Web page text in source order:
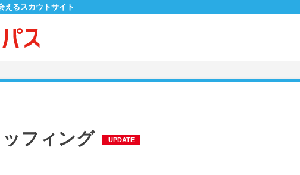
えるスカウトサイト
フィング UPDATE